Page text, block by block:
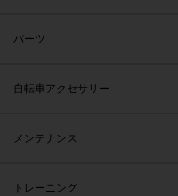
パーツ
自転車アクセサリー
メンテナンス
トレーニング